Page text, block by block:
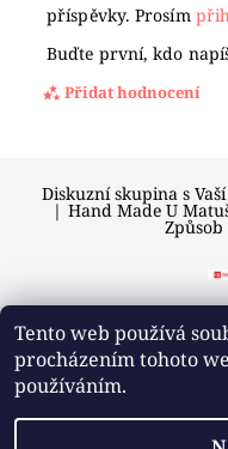
příspěvky. Prosím
Buďte první, kdo
Přidat hodnocení
Diskuzní skupina s
| Hand Made U
2026 © U
Tento web používá
procházením tohoto
používáním.